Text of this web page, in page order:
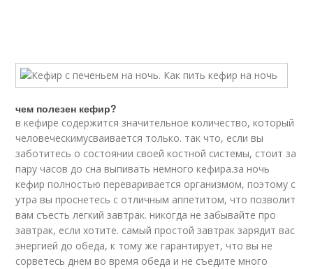
чем полезен кефир?
в кефире содержится значительное количество, который
человеческимусваивается только. так что, если вы
заботитесь о состоянии своей костной системы, стоит за
пару часов до сна выпивать немного кефира.за ночь
кефир полностью переваривается организмом, поэтому с
утра вы проснетесь с отличным аппетитом, что позволит
вам съесть легкий завтрак. никогда не забывайте про
завтрак, если хотите. самый простой завтрак зарядит вас
энергией до обеда, к тому же гарантирует, что вы не
сорветесь днем во время обеда и не съедите много